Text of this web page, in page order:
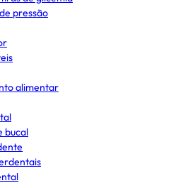
pressão
alimentar
bucal